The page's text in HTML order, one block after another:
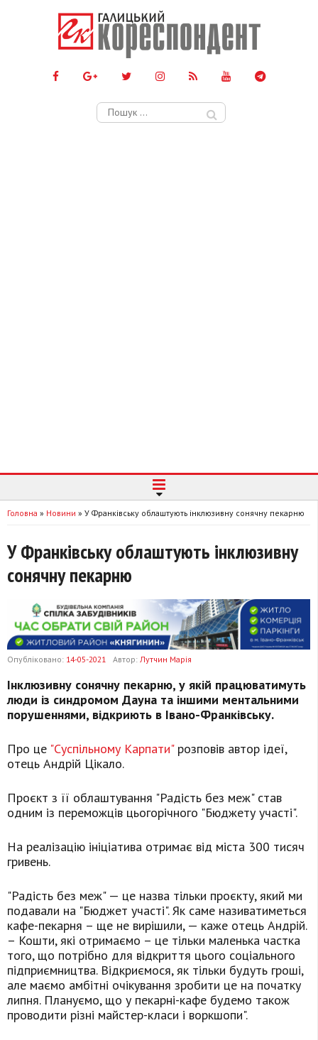
Пошук:
Головна » Новини » У Франківську облаштують інклюзивну сонячну пекарню
У Франківську облаштують інклюзивну
сонячну пекарню
Опубліковано: 14-05-2021 Автор: Лутчин Марія
Інклюзивну сонячну пекарню, у якій працюватимуть
люди із синдромом Дауна та іншими ментальними
порушеннями, відкриють в Івано-Франківську.
Про це "Суспільному Карпати"розповів автор ідеї,
отець Андрій Цікало.
Проєкт з її облаштування "Радість без меж" став
одним із переможців цьогорічного "Бюджету участі".
На реалізацію ініціатива отримає від міста 300 тисяч
гривень.
"Радість без меж" — це назва тільки проєкту, який ми
подавали на "Бюджет участі". Як саме називатиметься
кафе-пекарня – ще не вирішили, — каже отець Андрій.
– Кошти, які отримаємо – це тільки маленька частка
того, що потрібно для відкриття цього соціального
підприємництва. Відкриємося, як тільки будуть гроші,
але маємо амбітні очікування зробити це на початку
липня. Плануємо, що у пекарні-кафе будемо також
проводити різні майстер-класи і воркшопи".